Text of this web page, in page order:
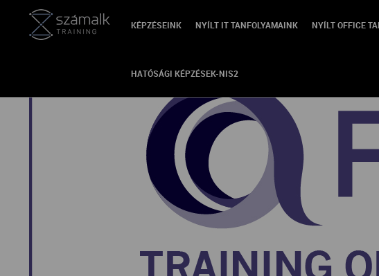
KÉPZÉSEINK NYÍLT IT TANFOLYAMAINK NYÍLT OFFICE
HATÓSÁGI KÉPZÉSEK-NIS2
VISSZA